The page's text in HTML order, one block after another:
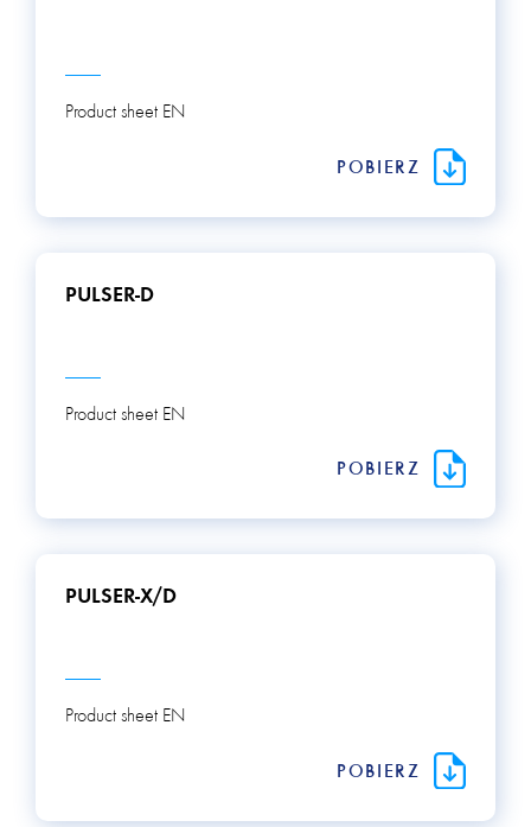
Product sheet EN
POBIERZ
PULSER-D
Product sheet EN
POBIERZ
PULSER-X/D
Product sheet EN
POBIERZ